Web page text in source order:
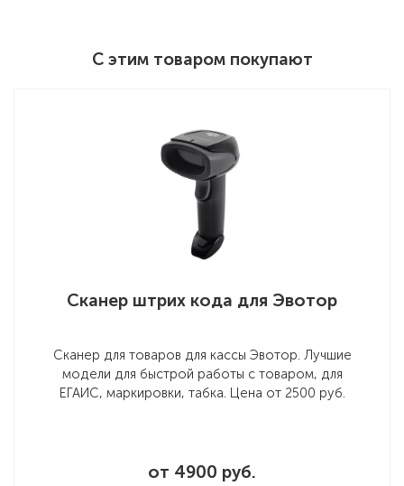
С этим товаром покупают
Сканер штрих кода для Эвотор
Сканер для товаров для кассы Эвотор. Лучшие
модели для быстрой работы с товаром, для
ЕГАИС, маркировки, табка. Цена от 2500 руб.
от 4900 руб.